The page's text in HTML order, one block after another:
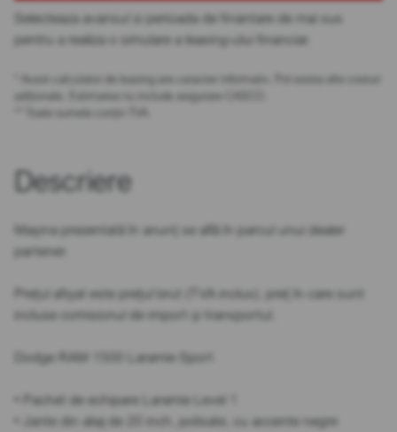
Selecteaza avansul si perioada de finantare de mai sus
pentru a realiza o simulare a leasing-ului financiar.
* Acest calculator de leasing are caracter informativ. Pot exista alte costuri
adiționale. Estimarea nu include asigurare CASCO.
** Toate sumele conțin TVA.
Descriere
Mașina prezentată în anunț se află în parcul unui dealer
partener.
Prețul afișat este prețul brut (TVA inclus), preț în care sunt
incluse comisionul de import și transportul.
Dodge RAM 1500 Laramie Sport
• Pachet de echipare Laramie Level 1
• Jante din aliaj de 20 inch, polisate, cu accente negre